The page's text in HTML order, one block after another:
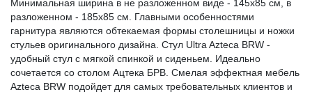
Минимальная ширина в не разложенном виде - 145х85 см, в
разложенном - 185х85 см. Главными особенностями
гарнитура являются обтекаемая формы столешницы и ножки
стульев оригинального дизайна. Стул Ultra Azteca BRW -
удобный стул с мягкой спинкой и сиденьем. Идеально
сочетается со столом Ацтека БРВ. Смелая эффектная мебель
Azteca BRW подойдет для самых требовательных клиентов и